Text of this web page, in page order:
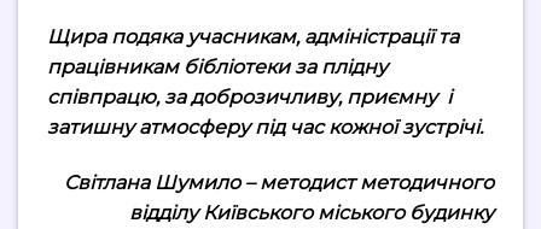
Щира подяка учасникам, адміністрації та
працівникам бібліотеки за плідну
співпрацю, за доброзичливу, приємну і
затишну атмосферу під час кожної зустрічі.
Світлана Шумило – методист методичного
відділу Київського міського будинку